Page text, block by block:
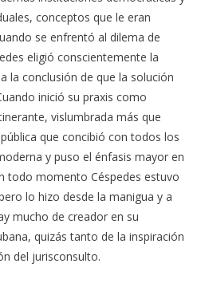
conceptos que le eran
se enfrentó al dilema de
eligió conscientemente la
la conclusión de que la solución
inició su praxis como
vislumbrada más que
que concibió con todos los
y puso el énfasis mayor en
todo momento Céspedes estuvo
lo hizo desde la manigua y a
mucho de creador en su
quizás tanto de la inspiración
del jurisconsulto.